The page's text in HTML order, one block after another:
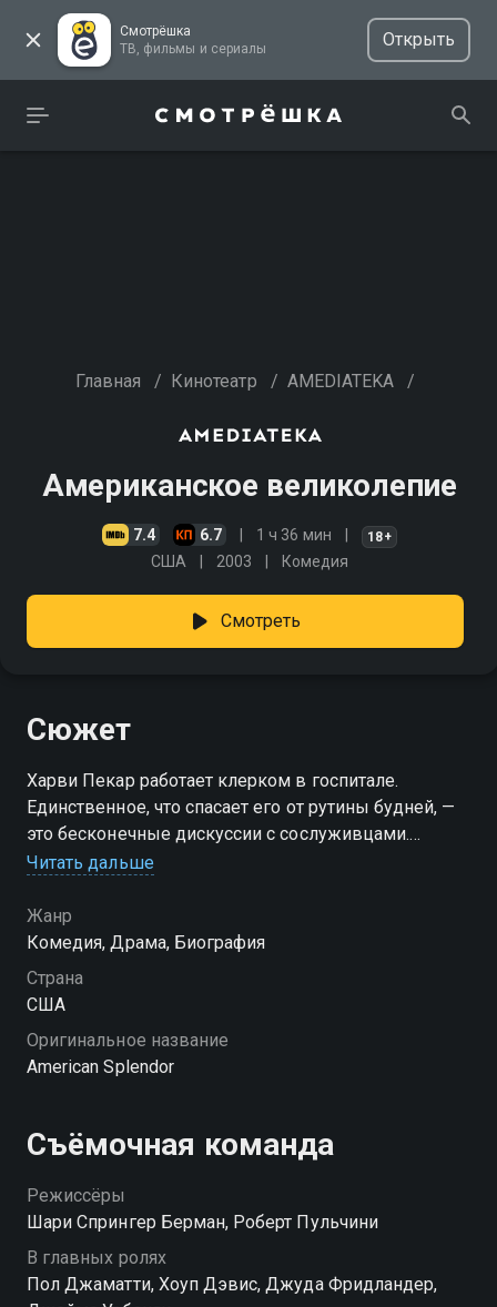
Смотрёшка
ТВ, фильмы и сериалы
Открыть
Главная / Кинотеатр / AMEDIATEKA /
Американское великолепие
7.4 6.7 1 ч 36 мин 18+
США 2003 Комедия
Смотреть
Сюжет
Харви Пекар работает клерком в госпитале.
Единственное, что спасает его от рутины будней, —
это бесконечные дискуссии с сослуживцами.
Смотреть сериал «Американское великолепие»
Амедиатека в Смотрёшке.
Читать дальше
Жанр
Комедия, Драма, Биография
Страна
США
Оригинальное название
American Splendor
Съёмочная команда
Режиссёры
Шари Спрингер Берман, Роберт Пульчини
В главных ролях
Пол Джаматти, Хоуп Дэвис, Джуда Фридландер,